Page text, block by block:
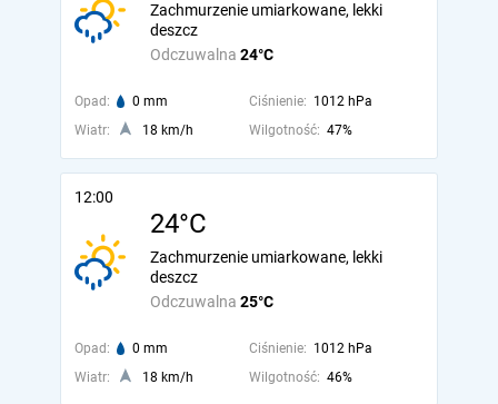
Odczuwalna 24°C
Zachmurzenie umiarkowane, lekki
deszcz
Opad: 0 mm Ciśnienie: 1012 hPa
Wiatr:
18 km/h Wilgotność: 47%
12:00
24°C
Odczuwalna 25°C
Zachmurzenie umiarkowane, lekki
deszcz
Opad: 0 mm Ciśnienie: 1012 hPa
Wiatr:
18 km/h Wilgotność: 46%